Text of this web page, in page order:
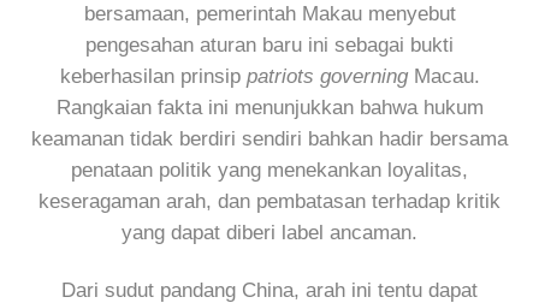
bersamaan, pemerintah Makau menyebut
pengesahan aturan baru ini sebagai bukti
keberhasilan prinsip patriots governingMacau.
Rangkaian fakta ini menunjukkan bahwa hukum
keamanan tidak berdiri sendiri bahkan hadir bersama
penataan politik yang menekankan loyalitas,
keseragaman arah, dan pembatasan terhadap kritik
yang dapat diberi label ancaman.
Dari sudut pandang China, arah ini tentu dapat